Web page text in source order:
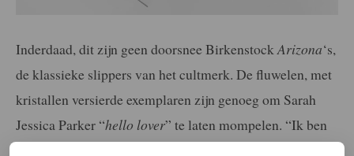
Inderdaad, dit zijn geen doorsnee Birkenstock Arizona‘s,
de klassieke slippers van het cultmerk. De fluwelen, met
kristallen versierde exemplaren zijn genoeg om Sarah
Jessica Parker “hello lover” te laten mompelen. “Ik ben